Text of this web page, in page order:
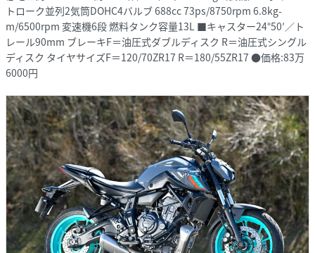
トローク並列2気筒DOHC4バルブ 688cc 73ps/8750rpm 6.8kg-
m/6500rpm 変速機6段 燃料タンク容量13L ■キャスター24°50′／ト
レール90mm ブレーキF＝油圧式ダブルディスク R＝油圧式シングル
ディスク タイヤサイズF＝120/70ZR17 R＝180/55ZR17 ●価格:83万
6000円